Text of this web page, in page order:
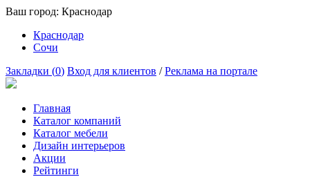
Ваш город: Краснодар
Краснодар
Сочи
Закладки (0) Вход для клиентов /Реклама на портале
Главная
Каталог компаний
Каталог мебели
Дизайн интерьеров
Акции
Рейтинги